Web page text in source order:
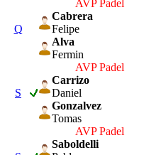
Q
AVP Padel
Cabrera
Felipe
Alva
Fermin
S
AVP Padel
Carrizo
Daniel
Gonzalvez
Tomas
AVP Padel
Saboldelli